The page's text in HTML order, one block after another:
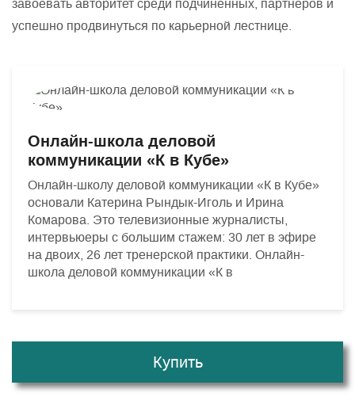
завоевать авторитет среди подчиненных, партнеров и
успешно продвинуться по карьерной лестнице.
Онлайн-школа деловой
коммуникации «К в Кубе»
Онлайн-школу деловой коммуникации «К в Кубе»
основали Катерина Рындык-Иголь и Ирина
Комарова. Это телевизионные журналисты,
интервьюеры с большим стажем: 30 лет в эфире
на двоих, 26 лет тренерской практики. Онлайн-
школа деловой коммуникации «К в
Купить